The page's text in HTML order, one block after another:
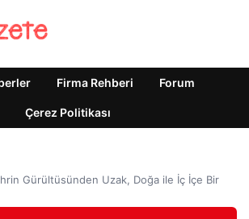
Firma Rehberi Forum
Çerez Politikası
Gürültüsünden Uzak, Doğa ile İç İçe Bir